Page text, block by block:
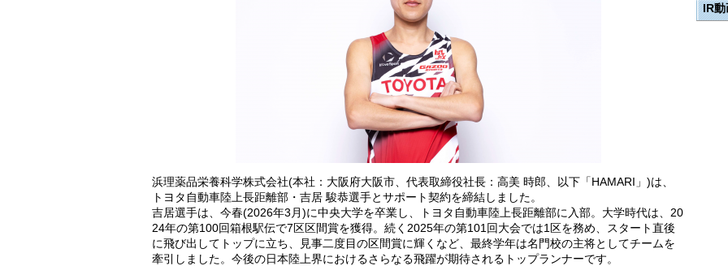
浜理薬品栄養科学株式会社(本社：大阪府大阪市、代表取締役社長：高美 時郎、以下「HAMARI」)は、
トヨタ自動車陸上長距離部・吉居 駿恭選手とサポート契約を締結しました。
吉居選手は、今春(2026年3月)に中央大学を卒業し、トヨタ自動車陸上長距離部に入部。大学時代は、20
24年の第100回箱根駅伝で7区区間賞を獲得。続く2025年の第101回大会では1区を務め、スタート直後
に飛び出してトップに立ち、見事二度目の区間賞に輝くなど、最終学年は名門校の主将としてチームを
牽引しました。今後の日本陸上界におけるさらなる飛躍が期待されるトップランナーです。
IR動